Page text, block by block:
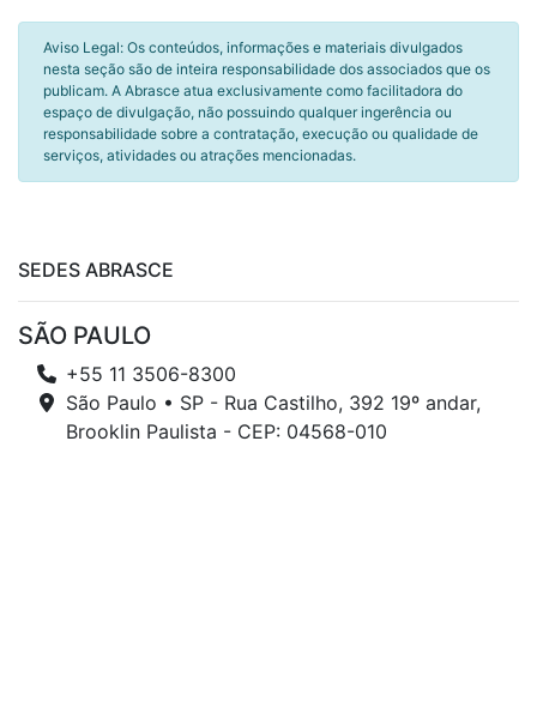
Aviso Legal: Os conteúdos, informações e materiais divulgados
nesta seção são de inteira responsabilidade dos associados que os
publicam. A Abrasce atua exclusivamente como facilitadora do
espaço de divulgação, não possuindo qualquer ingerência ou
responsabilidade sobre a contratação, execução ou qualidade de
serviços, atividades ou atrações mencionadas.
SEDES ABRASCE
SÃO PAULO
+55 11 3506-8300
São Paulo • SP - Rua Castilho, 392 19º andar,
Brooklin Paulista - CEP: 04568-010